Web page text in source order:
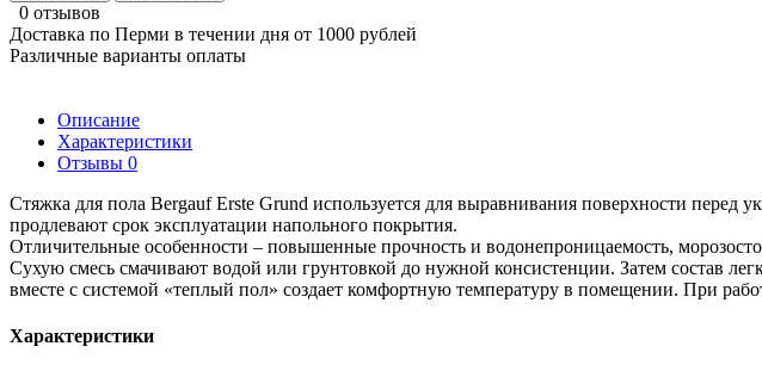
0 отзывов
Доставка по Перми в течении дня от 1000 рублей
Различные варианты оплаты
Описание
Характеристики
Отзывы 0
Стяжка для пола Bergauf Erste Grund используется для выравнивания поверхности
продлевают срок эксплуатации напольного покрытия.
Отличительные особенности – повышенные прочность и водонепроницаемость,
Сухую смесь смачивают водой или грунтовкой до нужной консистенции. Затем состав
вместе с системой «теплый пол» создает комфортную температуру в помещении. При
Характеристики